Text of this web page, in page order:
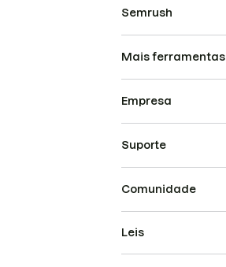
Semrush
Mais ferramentas
Empresa
Suporte
Comunidade
Leis